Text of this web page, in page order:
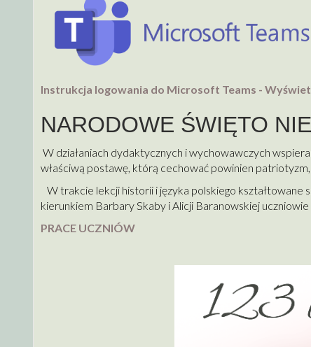
Instrukcja logowania do Microsoft Teams -
NARODOWE ŚWIĘTO
W działaniach dydaktycznych i wychowawczych
właściwą postawę, którą cechować powinien
W trakcie lekcji historii i języka polskiego
kierunkiem Barbary Skaby i Alicji Baranowskiej
PRACE UCZNIÓW